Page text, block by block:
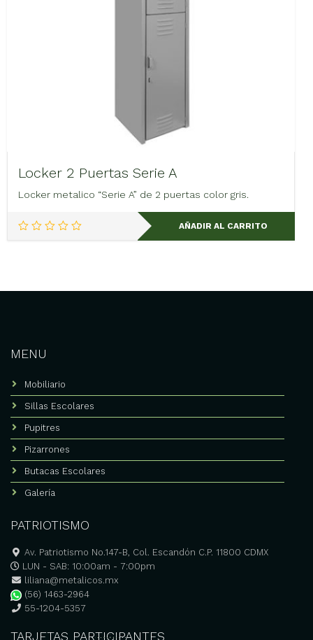
Locker 2 Puertas Serie A
Locker metalico “Serie A” de 2 puertas color gris.
AÑADIR AL CARRITO
MENU
Mobiliario
Sillas Escolares
Pupitres
Pizarrones
Butacas Escolares
Galería
PATRIOTISMO
Av. Patriotismo No.147-B, Col. Escandón C.P. 11800 CDMX
LUN - SAB: 10:00am - 7:00pm
liliana@metalicos.mx
(56) 1463-2964
55-1204-5357
TARJETAS PARTICIPANTES